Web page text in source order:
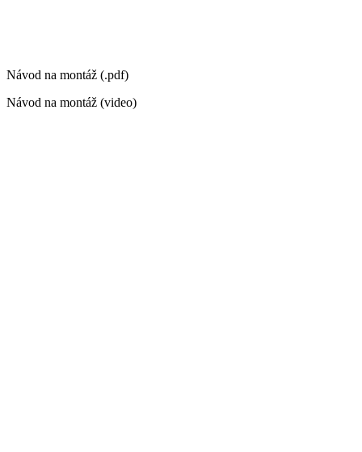
Návod na montáž (.pdf)
Návod na montáž (video)